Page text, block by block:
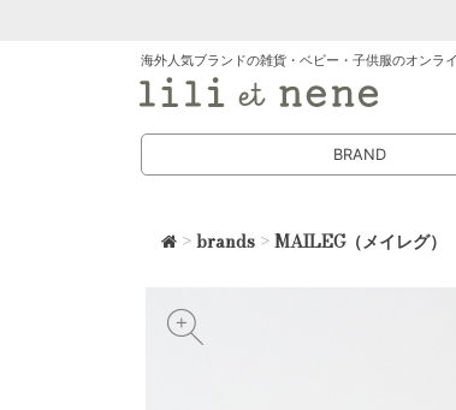
海外人気ブランドの雑貨・ベビー・子供服のオンラ
BRAND
>brands >MAILEG（メイレグ）